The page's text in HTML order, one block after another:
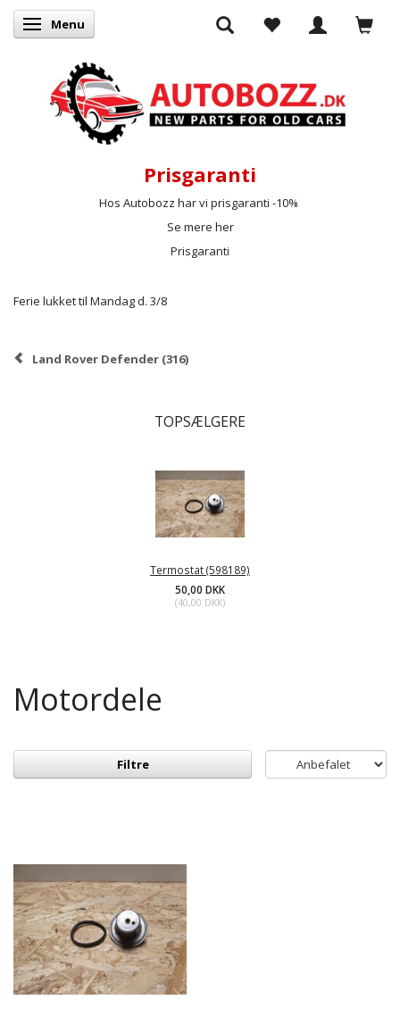
Skifte navigation
Menu
Prisgaranti
Hos Autobozz har vi prisgaranti -10%
Se mere her
Prisgaranti
Ferie lukket til Mandag d. 3/8
Land Rover Defender (316)
TOPSÆLGERE
Termostat (598189)
50,00 DKK
(40,00 DKK)
Motordele
Filtre